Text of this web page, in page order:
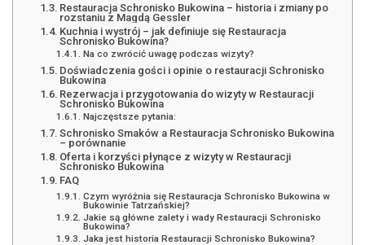
Restauracja Schronisko Bukowina – historia i zmiany po
rozstaniu z Magdą Gessler
Kuchnia i wystrój – jak definiuje się Restauracja
Schronisko Bukowina?
Na co zwrócić uwagę podczas wizyty?
Doświadczenia gości i opinie o restauracji Schronisko
Bukowina
Rezerwacja i przygotowania do wizyty w Restauracji
Schronisko Bukowina
Najczęstsze pytania:
Schronisko Smaków a Restauracja Schronisko Bukowina
– porównanie
Oferta i korzyści płynące z wizyty w Restauracji
Schronisko Bukowina
FAQ
Czym wyróżnia się Restauracja Schronisko Bukowina w
Bukowinie Tatrzańskiej?
Jakie są główne zalety i wady Restauracji Schronisko
Bukowina?
Jaka jest historia Restauracji Schronisko Bukowina?